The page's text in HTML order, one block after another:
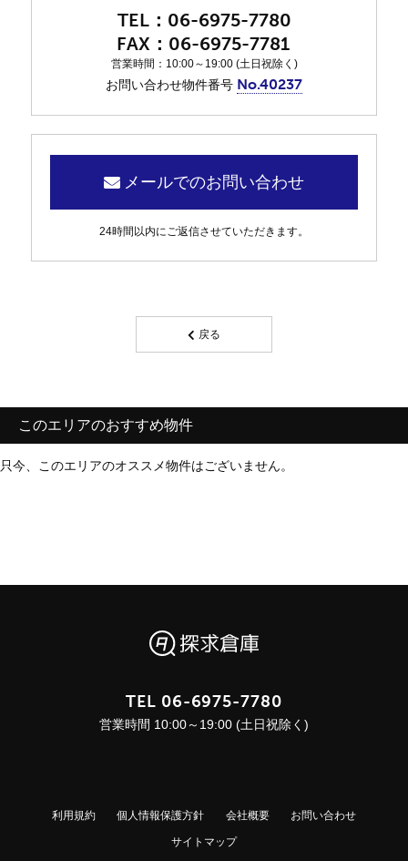
06-6975-7780
06-6975-7781
営業時間：10:00～19:00 (土日祝除く)
お問い合わせ物件番号 No.40237
メールでのお問い合わせ
24時間以内にご返信させていただきます。
戻る
このエリアのおすすめ物件
只今、このエリアのオススメ物件はございません。
TEL 06-6975-7780
営業時間 10:00～19:00 (土日祝除く)
利用規約 個人情報保護方針 会社概要 お問い合わせ
サイトマップ